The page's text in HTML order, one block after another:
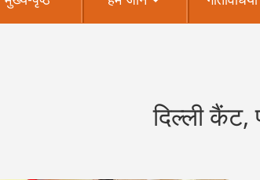
दिल्ली कैंट,